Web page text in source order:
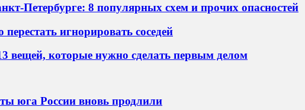
Петербурге: 8 популярных схем и прочих опасностей
игнорировать соседей
вещей, которые нужно сделать первым делом
юга России вновь продлили